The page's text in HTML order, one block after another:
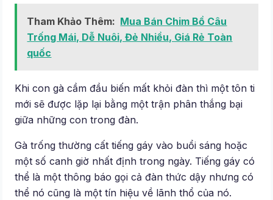
Tham Khảo Thêm: Mua Bán Chim Bồ Câu
Trống Mái, Dễ Nuôi, Đẻ Nhiều, Giá Rẻ Toàn
quốc
Khi con gà cầm đầu biến mất khỏi đàn thì một tôn ti
mới sẽ được lặp lại bằng một trận phân thắng bại
giữa những con trong đàn.
Gà trống thường cất tiếng gáy vào buổi sáng hoặc
một số canh giờ nhất định trong ngày. Tiếng gáy có
thể là một thông báo gọi cả đàn thức dậy nhưng có
thể nó cũng là một tín hiệu về lãnh thổ của nó.